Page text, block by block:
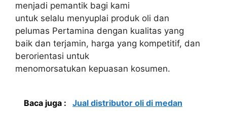
menjadi pemantik bagi kami
untuk selalu menyuplai produk oli dan
pelumas Pertamina dengan kualitas yang
baik dan terjamin, harga yang kompetitif, dan
berorientasi untuk
menomorsatukan kepuasan kosumen.
Baca juga : Jual distributor oli di medan